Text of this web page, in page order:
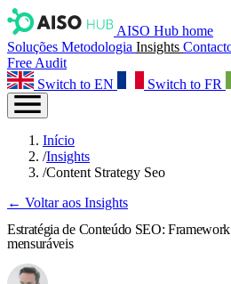
AISO Hub home
Soluções Metodologia Insights
Free Audit
Switch to EN
Switch to FR
Início
/Insights
/Content Strategy Seo
← Voltar aos Insights
Estratégia de Conteúdo SEO:
mensuráveis